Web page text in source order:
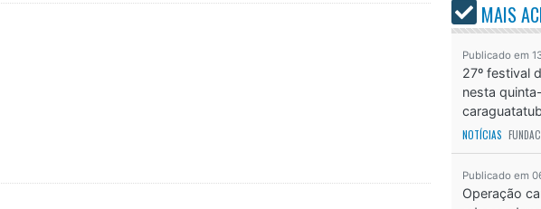
MAIS
Publicado em
27º festival
nesta
NOTÍCIAS
Publicado em
Operação